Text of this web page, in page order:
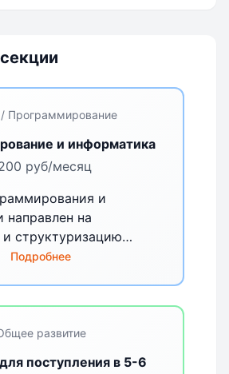
Программирование
и информатика
руб/месяц
и
направлен на
и структуризацию
детей в IT-области.
будет затронута
Занятия на этом
Подробнее
развитие
поступления в 5-6